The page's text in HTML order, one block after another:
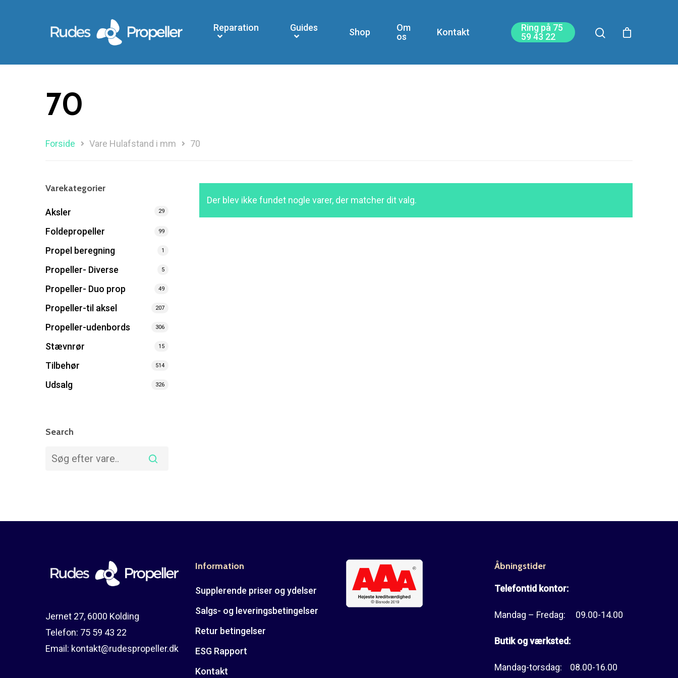
Reparation Guides Shop
Om
os
Kontakt
Ring på 75
59 43 22
70
Forside Vare Hulafstand i mm 70
Varekategorier
Aksler 29
Foldepropeller 99
Propel beregning 1
Propeller- Diverse 5
Propeller- Duo prop 49
Propeller-til aksel 207
Propeller-udenbords 306
Stævnrør 15
Tilbehør 514
Udsalg 326
Search
Der blev ikke fundet nogle varer, der matcher dit valg.
Jernet 27, 6000 Kolding
Telefon: 75 59 43 22
Email: kontakt@rudespropeller.dk
Information
Supplerende priser og ydelser
Salgs- og leveringsbetingelser
Retur betingelser
ESG Rapport
Kontakt
Åbningstider
Telefontid kontor:
Mandag – Fredag: 09.00-14.00
Butik og værksted:
Mandag-torsdag: 08.00-16.00